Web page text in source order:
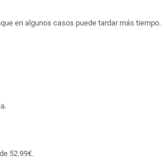
en algunos casos puede tardar más tiempo.
52.99€.